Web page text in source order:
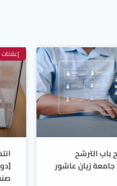
باب الترشح
زيان عاشور
إعلانات